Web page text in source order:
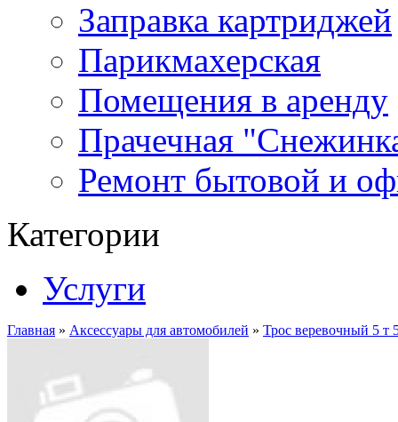
Заправка картриджей
Парикмахерская
Помещения в аренду
Прачечная
Ремонт бытовой и
Категории
Услуги
Главная » Аксессуары для автомобилей » Трос веревочный 5 т